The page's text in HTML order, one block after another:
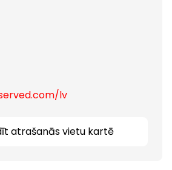
lv
atrašanās vietu kartē